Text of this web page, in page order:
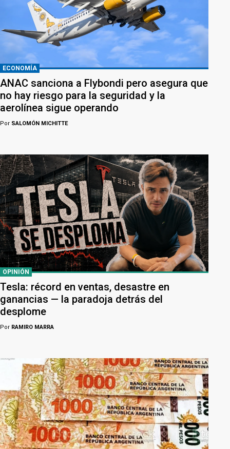
ECONOMÍA
ANAC sanciona a Flybondi pero asegura que
no hay riesgo para la seguridad y la
aerolínea sigue operando
Por SALOMÓN MICHITTE
OPINIÓN
Tesla: récord en ventas, desastre en
ganancias — la paradoja detrás del
desplome
Por RAMIRO MARRA